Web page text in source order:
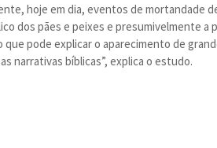
hoje em dia, eventos de mortandade
dos pães e peixes e presumivelmente a
que pode explicar o aparecimento de
narrativas bíblicas”, explica o estudo.